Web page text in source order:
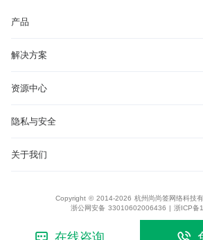
产品
解决方案
资源中心
隐私与安全
关于我们
Copyright © 2014-2026 杭州尚尚签网络科技
浙公网安备 33010602006436 | 浙ICP备
在线咨询